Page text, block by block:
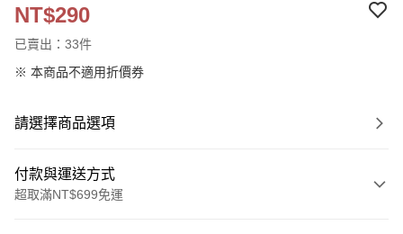
NT$290
已賣出：33件
※ 本商品不適用折價券
請選擇商品選項
付款與運送方式
超取滿NT$699免運